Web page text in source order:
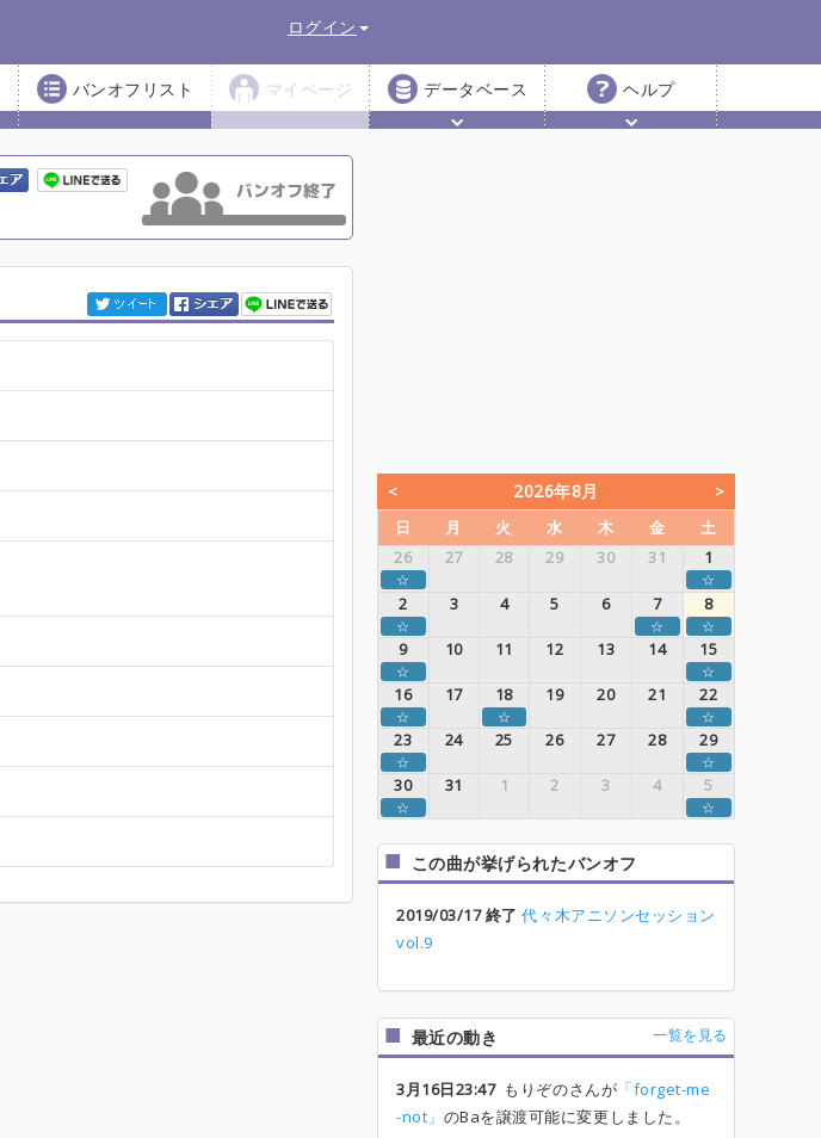
ログイン
バンオフリスト マイページ データベース ヘルプ
2026年8月
日 月 火 水 木 金
土
26
27 28 29 30 31 1
☆ ☆
2 3 4 5 6 7 8
☆ ☆ ☆
9 10 11 12 13 14 15
☆ ☆
16 17 18 19 20 21 22
☆ ☆ ☆
23 24 25 26 27 28 29
☆ ☆
30 31 1 2 3 4 5
☆ ☆
この曲が挙げられたバンオフ
2019/03/17 終了 代々木アニソンセッション
vol.9
最近の動き 一覧を見る
3月16日23:47もりぞのさんが 「forget-me
-not」 のBaを譲渡可能に変更しました。